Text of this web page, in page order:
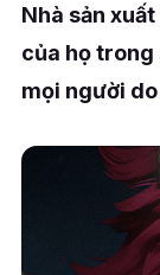
Nhà sản
của họ trong
mọi người do